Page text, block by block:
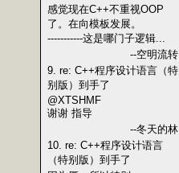
感觉现在C++不重视OOP
了。在向模板发展。
-----------这是哪门子逻辑...
--空明流转
9. re: C++程序设计语言（特
别版）到手了
@XTSHMF
谢谢 指导
--冬天的林
10. re: C++程序设计语言
（特别版）到手了